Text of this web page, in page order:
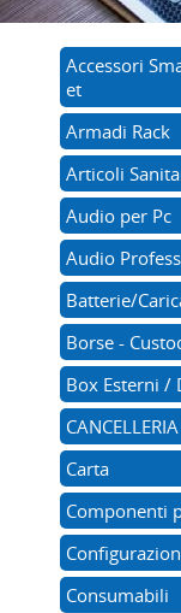
Accessori
et
Armadi Rack
Articoli
Audio per Pc
Audio
Batterie/
Borse -
Box Esterni /
CANCELLERIA
Carta
Componenti
Consumabili